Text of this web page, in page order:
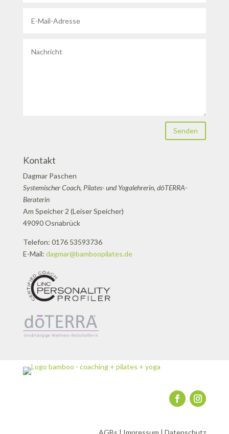
Senden
Kontakt
Dagmar Paschen
Systemischer Coach, Pilates- und Yogalehrerin, dōTERRA-
Beraterin
Am Speicher 2 (Leiser Speicher)
49090 Osnabrück
Telefon: 0176 53593736
E-Mail: dagmar@bamboopilates.de
AGBs | Impressum |Datenschutz